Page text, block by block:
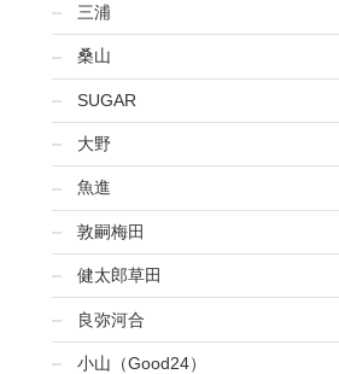
三浦
桑山
SUGAR
大野
魚進
敦嗣梅田
健太郎草田
良弥河合
小山（Good24）